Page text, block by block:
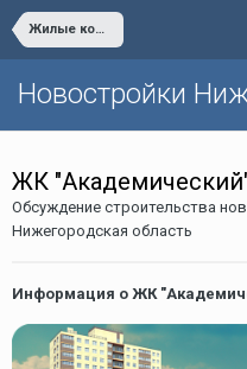
Жилые комплексы Кстово, Бора, Дзержинска
Новостройки
ЖК
Обсуждение строительства
Нижегородская область
Информация о ЖК